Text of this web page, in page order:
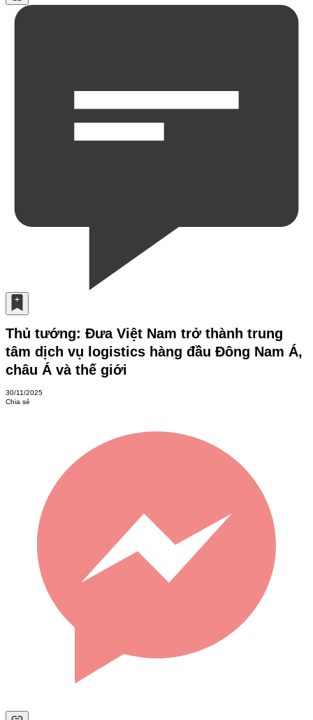
Thủ tướng: Đưa Việt Nam trở thành trung
tâm dịch vụ logistics hàng đầu Đông Nam Á,
châu Á và thế giới
30/11/2025
Chia sẻ